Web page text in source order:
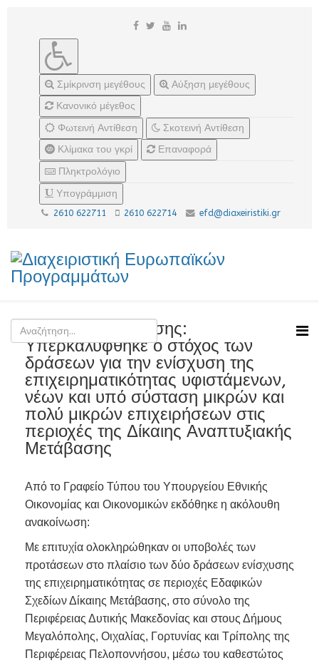
Σμίκρινση μεγέθους
Αύξηση μεγέθους
Κανονικό μέγεθος
Φωτεινή Αντίθεση
Σκοτεινή Αντίθεση
Κλίμακα του γκρί
Επαναφορά
Πληκτρολόγιο
Υπογράμμιση
2610 622711 2610 622714 efd@diaxeiristiki.gr
Νίκος Παπαθανάσης:
Υπερκαλύφθηκε ο στόχος των
δράσεων για την ενίσχυση της
επιχειρηματικότητας υφιστάμενων,
νέων και υπό σύσταση μικρών και
πολύ μικρών επιχειρήσεων στις
περιοχές της Δίκαιης Αναπτυξιακής
Μετάβασης
Από το Γραφείο Τύπου του Υπουργείου Εθνικής
Οικονομίας και Οικονομικών εκδόθηκε η ακόλουθη
ανακοίνωση:
Με επιτυχία ολοκληρώθηκαν οι υποβολές των
προτάσεων στο πλαίσιο των δύο δράσεων ενίσχυσης
της επιχειρηματικότητας σε περιοχές Εδαφικών
Σχεδίων Δίκαιης Μετάβασης, στο σύνολο της
Περιφέρειας Δυτικής Μακεδονίας και στους Δήμους
Μεγαλόπολης, Οιχαλίας, Γορτυνίας και Τρίπολης της
Περιφέρειας Πελοποννήσου, μέσω του καθεστώτος